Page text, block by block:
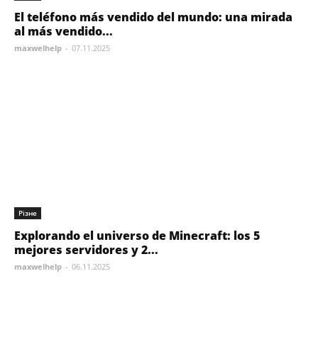
El teléfono más vendido del mundo: una mirada
al más vendido...
maxwelhelp - 07.11.2025
Різне
Explorando el universo de Minecraft: los 5
mejores servidores y 2...
maxwelhelp - 06.11.2025